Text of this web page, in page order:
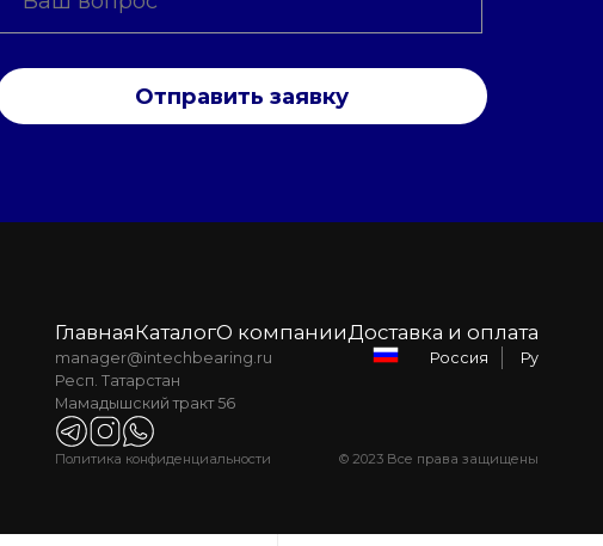
Отправить заявку
ГлавнаяКаталогО компанииДоставка и оплата
manager@intechbearing.ru
Респ. Татарстан
Мамадышский тракт 56
Россия Ру
Политика конфиденциальности © 2023 Все права защищены